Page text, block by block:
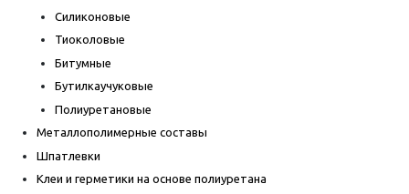
Силиконовые
Тиоколовые
Битумные
Бутилкаучуковые
Полиуретановые
Металлополимерные составы
Шпатлевки
Клеи и герметики на основе полиуретана